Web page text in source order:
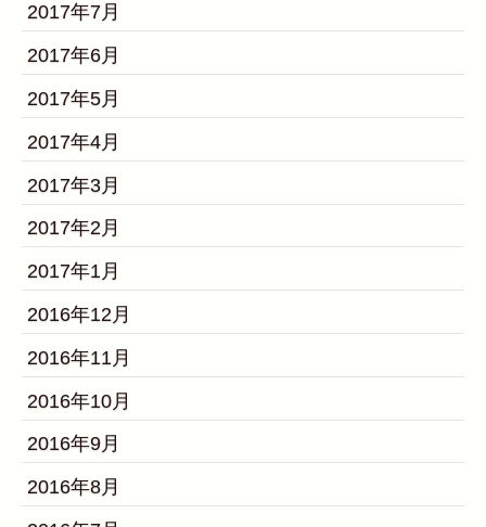
2017年7月
2017年6月
2017年5月
2017年4月
2017年3月
2017年2月
2017年1月
2016年12月
2016年11月
2016年10月
2016年9月
2016年8月